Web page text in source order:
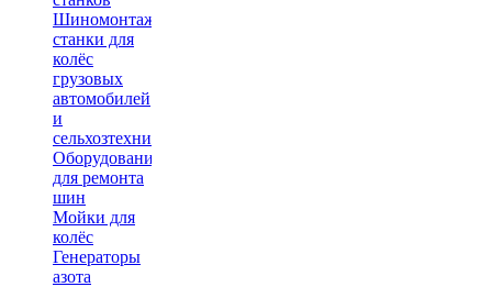
Шиномонтажные
станки для
колёс
грузовых
автомобилей
и
сельхозтехники
Оборудование
для ремонта
шин
Мойки для
колёс
Генераторы
азота